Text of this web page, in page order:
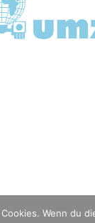
Wenn du